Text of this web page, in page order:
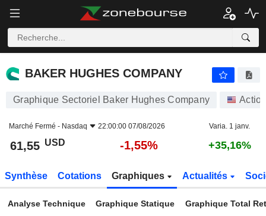
BAKER HUGHES COMPANY
BAKER HUGHES COMPANY
Graphique Sectoriel Baker Hughes Company
Marché Fermé - Nasdaq 22:00:00 07/08/2026 Varia. 1 janv.
61,55 USD -1,55% +35,16%
Synthèse Cotations Graphiques Actualités
Analyse Technique Graphique Statique Graphique Total